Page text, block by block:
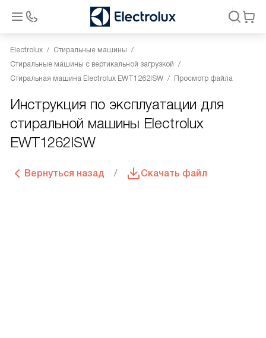
Electrolux
Стиральные машины
Стиральные машины с вертикальной загрузкой
Стиральная машина Electrolux EWT1262ISW
Просмотр файла
Инструкция по эксплуатации для
стиральной машины Electrolux
EWT1262ISW
Вернуться назад Скачать файл